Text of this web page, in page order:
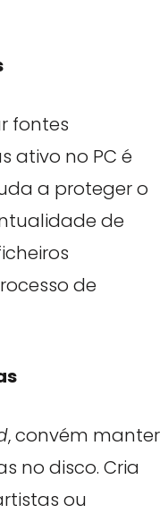
fontes
ativo no PC é
a proteger o
de
de
, convém manter
no disco. Cria
ou